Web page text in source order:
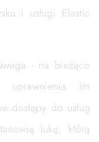
i usługi Elastic
- na bieżąco
uprawnienia im
dostępy do usług
lukę, którą